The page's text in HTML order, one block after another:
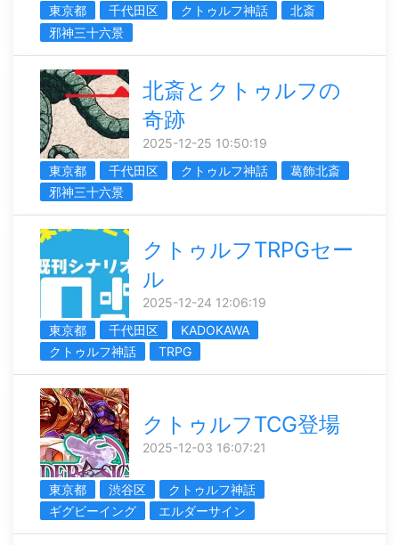
東京都 千代田区 クトゥルフ神話
北斎
邪神三十六景
北斎とクトゥルフの
奇跡
2025-12-25 10:50:19
東京都
千代田区 クトゥルフ神話
葛飾北斎
邪神三十六景
クトゥルフTRPGセー
ル
2025-12-24 12:06:19
東京都
千代田区
KADOKAWA
クトゥルフ神話
TRPG
クトゥルフTCG登場
2025-12-03 16:07:21
東京都 渋谷区
クトゥルフ神話
ギグビーイング
エルダーサイン